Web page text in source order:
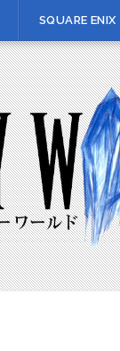
SQUARE ENIX